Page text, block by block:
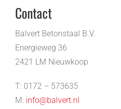
Contact
Balvert Betonstaal B.V.
Energieweg 36
2421 LM Nieuwkoop
T: 0172 – 573635
M: info@balvert.nl